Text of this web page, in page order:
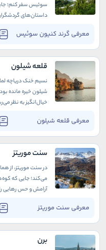
معرفی گرند کنیون سوئیس
سوئیس سفر کنم؛
داستان‌های
سبز کوه‌های آلپ،
بیرون آمده،
قلعه شیلون
معرفی قلعه شیلون
نسیم خنک دریاچه
شیلون خیره مانده
خیال‌انگیز به نظر
سنت موریتز
معرفی سنت موریتز
در سنت موریتز، از
می‌کند؛ جایی که
آرامش و حس رهایی
و شلوغی‌های زندگی
برن